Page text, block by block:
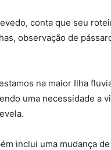
conta que seu
observação de
na maior Ilha
uma necessidade a
inclui uma mudança